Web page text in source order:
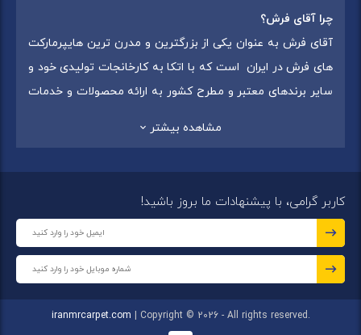
چرا آقای فرش؟
آقای فرش به عنوان یکی از بزرگترین و مدرن ترین هایپرمارکت
های فرش در ایران است که با اتکا به کارخانجات تولیدی خود و
سایر برندهای معتبر و مطرح کشور به ارائه محصولات و خدمات
شهر:فردیس ) ، استان قزوین (شهر قزوین)
مجموعه در تمامی شعب خود بهترین برند ها و بافته های ایران
کلاسیک،فرش کودک، فرش دستبافتوتابلو فرش دستبافت
گرد هم آورده است.
مشاهده بیشتر
کاربر گرامی، با پیشنهادات ما بروز باشید!
iranmrcarpet.com | Copyright © 2026 - All rights reserved.